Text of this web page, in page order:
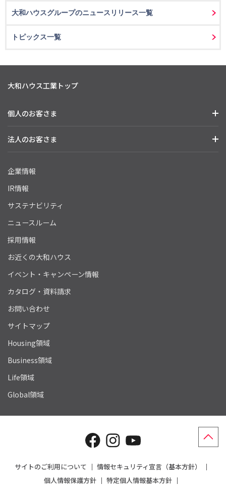
大和ハウスグループのニュースリリース一覧
トピックス一覧
大和ハウス工業トップ
個人のお客さま
法人のお客さま
企業情報
IR情報
サステナビリティ
ニュースルーム
採用情報
お近くの大和ハウス
イベント・キャンペーン情報
カタログ・資料請求
お問い合わせ
サイトマップ
Housing領域
Business領域
Life領域
Global領域
サイトのご利用について
情報セキュリティ宣言（基本方針）
個人情報保護方針
特定個人情報基本方針